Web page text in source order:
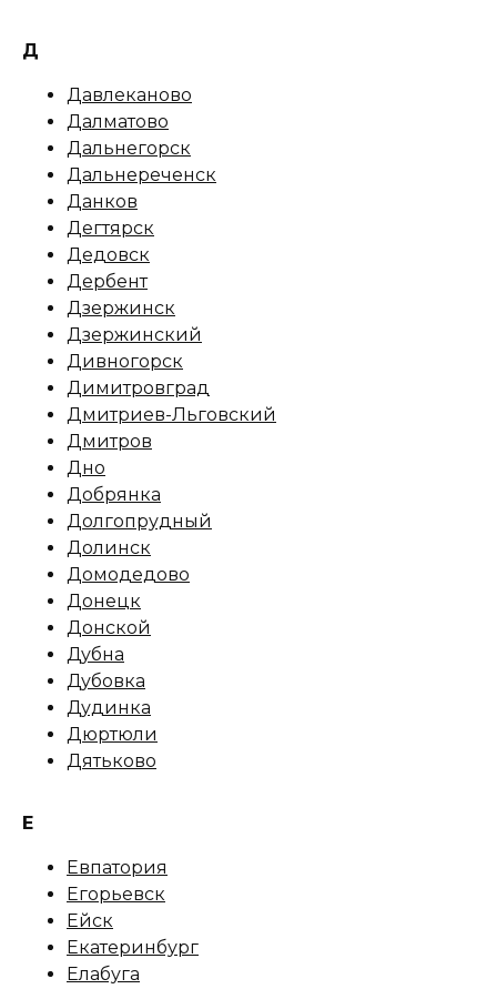
Д
Давлеканово
Далматово
Дальнегорск
Дальнереченск
Данков
Дегтярск
Дедовск
Дербент
Дзержинск
Дзержинский
Дивногорск
Димитровград
Дмитриев-Льговский
Дмитров
Дно
Добрянка
Долгопрудный
Долинск
Домодедово
Донецк
Донской
Дубна
Дубовка
Дудинка
Дюртюли
Дятьково
Е
Евпатория
Егорьевск
Ейск
Екатеринбург
Елабуга